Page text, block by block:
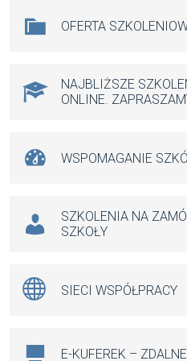
o
k
A
p
g
OFERTA
NAJBLIŻSZE
ONLINE.
WSPOMAGANIE
SZKOLENIA NA
SZKOŁY
SIECI WSPÓŁPRACY
E-KUFEREK –